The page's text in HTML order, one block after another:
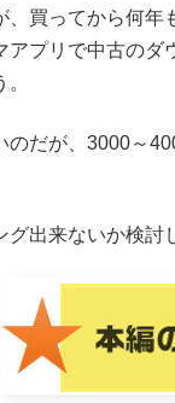
、買ってから何
アプリで中古の
のだが、3000～
出来ないか検討